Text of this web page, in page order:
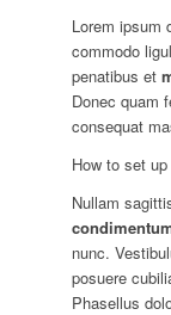
Lorem ipsum
commodo
penatibus et
Donec quam
consequat
How to set
Nullam
nunc.
posuere
Phasellus